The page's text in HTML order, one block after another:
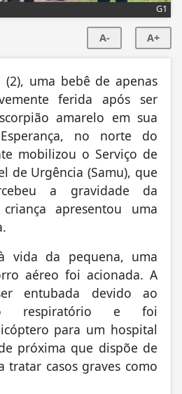
G1
A- A+
uma bebê de apenas
ferida após ser
amarelo em sua
no norte do
mobilizou o Serviço de
de Urgência (Samu), que
a gravidade da
apresentou uma
vida da pequena, uma
aéreo foi acionada. A
entubada devido ao
respiratório e foi
para um hospital
próxima que dispõe de
tratar casos graves como